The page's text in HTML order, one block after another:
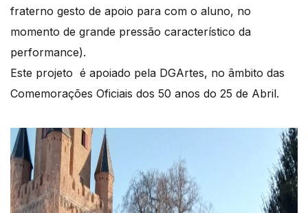
fraterno gesto de apoio para com o aluno, no
momento de grande pressão característico da
performance).
Este projeto é apoiado pela DGArtes, no âmbito das
Comemorações Oficiais dos 50 anos do 25 de Abril.